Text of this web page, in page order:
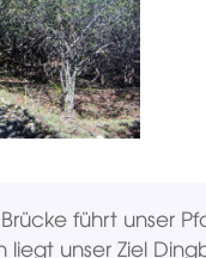
führt unser
liegt unser Ziel